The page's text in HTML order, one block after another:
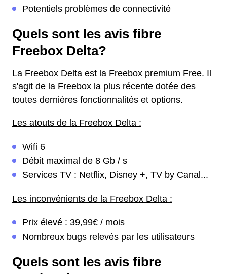
Potentiels problèmes de connectivité
Quels sont les avis fibre
Freebox Delta?
La Freebox Delta est la Freebox premium Free. Il
s'agit de la Freebox la plus récente dotée des
toutes dernières fonctionnalités et options.
Les atouts de la Freebox Delta :
Wifi 6
Débit maximal de 8 Gb / s
Services TV : Netflix, Disney +, TV by Canal...
Les inconvénients de la Freebox Delta :
Prix élevé : 39,99€ / mois
Nombreux bugs relevés par les utilisateurs
Quels sont les avis fibre